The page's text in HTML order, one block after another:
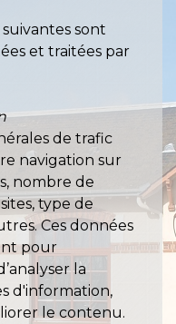
sont
et traitées par
de trafic
navigation sur
nombre de
type de
Ces données
pour
la
d'information,
le contenu.